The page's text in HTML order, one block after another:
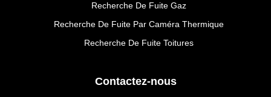
Recherche De Fuite Gaz
Recherche De Fuite Par Caméra Thermique
Recherche De Fuite Toitures
Contactez-nous